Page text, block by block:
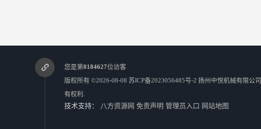
您是第8184627位访客
版权所有 ©2026-08-08 苏ICP备2023056485号-2 扬州中悦机械有限公司
有权利.
技术支持： 八方资源网 免责声明 管理员入口 网站地图